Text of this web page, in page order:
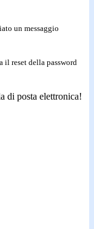
un messaggio
il reset della password
di posta elettronica!